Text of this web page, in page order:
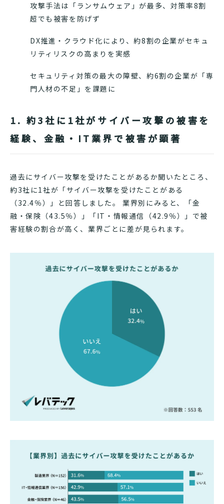
攻撃手法は「ランサムウェア」が最多、対策率8割
超でも被害を防げず
DX推進・クラウド化により、約8割の企業がセキュ
リティリスクの高まりを実感
セキュリティ対策の最大の障壁、約6割の企業が「専
門人材の不足」を課題に
1. 約3社に1社がサイバー攻撃の被害を
経験、金融・IT業界で被害が顕著
過去にサイバー攻撃を受けたことがあるか聞いたところ、
約3社に1社が「サイバー攻撃を受けたことがある
（32.4％）」と回答しました。 業界別にみると、「金
融・保険（43.5％）」「IT・情報通信（42.9％）」で被
害経験の割合が高く、業界ごとに差が見られます。